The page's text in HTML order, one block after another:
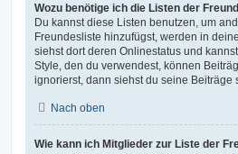
Wozu benötige ich die Listen der
Du kannst diese Listen benutzen, um
Freundesliste hinzufügst, werden in
siehst dort deren Onlinestatus und
Style, den du verwendest, können
ignorierst, dann siehst du seine Beiträge
Nach oben
Wie kann ich Mitglieder zur Liste der